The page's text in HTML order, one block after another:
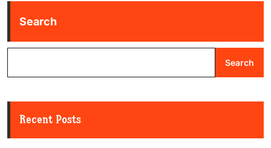
Search
Search
Recent Posts